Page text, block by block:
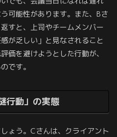
可能性があります。また、Bさ
すと、上司やチームメンバー
が乏しい」と見なされること
価を避けようとした行動が、
です。
行動」の実態
ょう。Cさんは、クライアント